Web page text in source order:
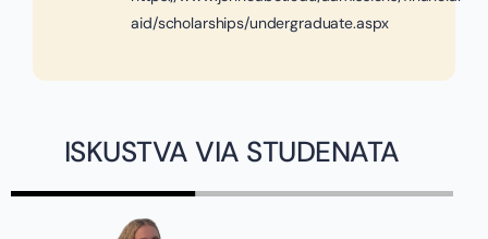
aid/scholarships/undergraduate.aspx
ISKUSTVA VIA STUDENATA